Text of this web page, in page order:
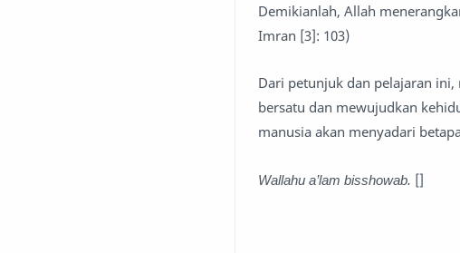
Demikianlah, Allah
Imran [3]: 103)
Dari petunjuk dan pelajaran
bersatu dan mewujudkan
manusia akan menyadari
Wallahu a’lam bisshowab. []